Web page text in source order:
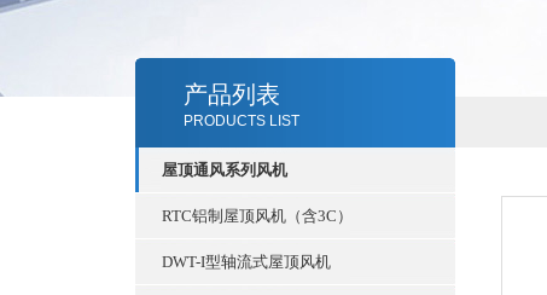
产品列表
PRODUCTS LIST
屋顶通风系列风机
RTC铝制屋顶风机（含3C）
DWT-I型轴流式屋顶风机